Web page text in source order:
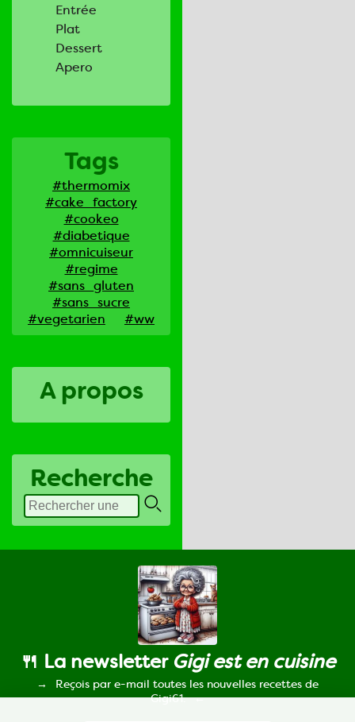
Entrée
Plat
Dessert
Apero
Tags
#thermomix
#cake_factory
#cookeo
#diabetique
#omnicuiseur
#regime
#sans_gluten
#sans_sucre
#vegetarien
#ww
A propos
Recherche
🍴 La newsletter Gigi est en cuisine
Reçois par e-mail toutes les nouvelles recettes de
Gigi61.